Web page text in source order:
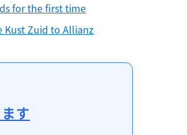
for the first time
Kust Zuid to Allianz
す